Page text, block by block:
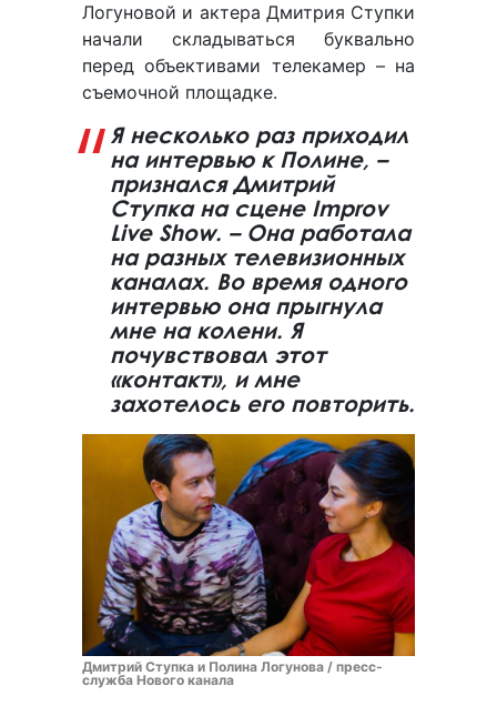
Логуновой и актера Дмитрия Ступки
начали складываться буквально
перед объективами телекамер – на
съемочной площадке.
Я несколько раз приходил
на интервью к Полине, –
признался Дмитрий
Ступка на сцене Improv
Live Show. – Она работала
на разных телевизионных
каналах. Во время одного
интервью она прыгнула
мне на колени. Я
почувствовал этот
«контакт», и мне
захотелось его повторить.
Дмитрий Ступка и Полина Логунова / пресс-
служба Нового канала